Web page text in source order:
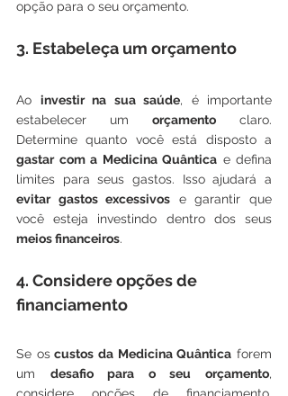
opção para o seu orçamento.
3. Estabeleça um orçamento
Ao investir na sua saúde, é importante
estabelecer um orçamento claro.
gastar com a Medicina Quântica e defina
evitar gastos excessivos e garantir que
meios financeiros.
4. Considere opções de
financiamento
Se os custos da Medicina Quântica forem
um desafio para o seu orçamento,